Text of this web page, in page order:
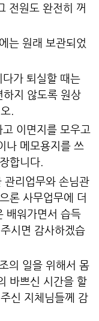
전원도 완전히 꺼
는 원래 보관되었
가 퇴실할 때는
지 않도록 원상
.
이면지를 모우고
나 메모용지를 쓰
합니다.
관리업무와 손님관
론 사무업무에 더
배워가면서 습득
시면 감사하겠습
의 일을 위해서 몸
바쁘신 시간을 할
신 지체님들께 감